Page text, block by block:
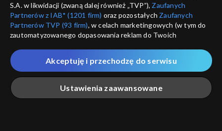
Nieposkromiona miłość
odc. 10
Nieposkromiona miłość
odc. 9
S.A. w likwidacji (zwaną dalej również „TVP”), Zaufanych
Partnerów z IAB* (1201 firm) oraz pozostałych Zaufanych
Partnerów TVP (93 firm), w celach marketingowych (w tym do
zautomatyzowanego dopasowania reklam do Twoich
które wskazujemy poniżej, a także zgody na udostępnianie
przez nas identyfikatora PPID do Google.
Twoje dane osobowe zbierane podczas odwiedzania przez
Ciebie naszych
poszczególnych serwisówzwanych dalej
„Portalem”, w tym informacje zapisywane za pomocą
Ustawienia zaawansowane
Akceptuję i przechodzę do serwisu